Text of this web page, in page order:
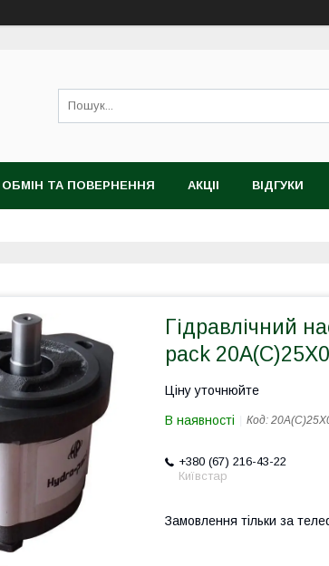
ОБМІН ТА ПОВЕРНЕННЯ АКЦІІ ВІДГУКИ
Гідравлічний
pack
Ціну уточнюйте
В наявності Код:
+380 (67) 216-43-22
Київстар
Замовлення тільки за